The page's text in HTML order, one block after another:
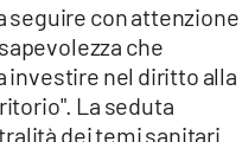
seguire con attenzione
che
investire nel diritto alla
La seduta
dei temi sanitari